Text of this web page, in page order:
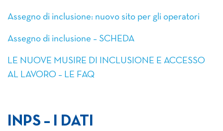
Assegno di inclusione: nuovo sito per gli operatori
Assegno di inclusione – SCHEDA
LE NUOVE MUSIRE DI INCLUSIONE E ACCESSO
AL LAVORO – LE FAQ
INPS – I DATI